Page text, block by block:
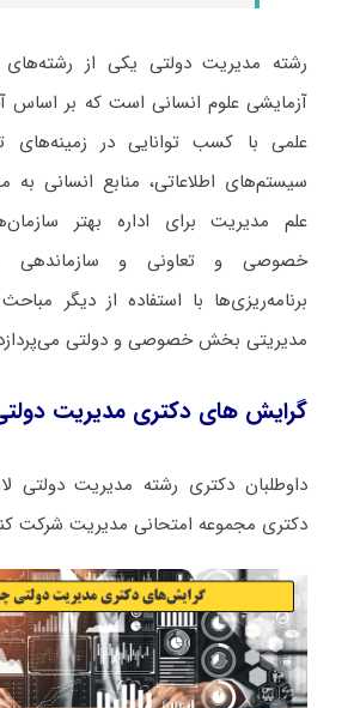
رشته مدیریت دولتی یکی از رشته‌های
آزمایشی علوم انسانی است که بر اساس
علمی با کسب توانایی در زمینه‌های
سیستم‌های اطلاعاتی، منابع انسانی به
علم مدیریت برای اداره بهتر
خصوصی و تعاونی و سازماندهی
برنامه‌ریزی‌ها با استفاده از دیگر
مدیریتی بخش خصوصی و دولتی
گرایش های دکتری مدیریت
داوطلبان دکتری رشته مدیریت دولتی
دکتری مجموعه امتحانی ﻣﺪﻳﺮﻳﺖ شرکت